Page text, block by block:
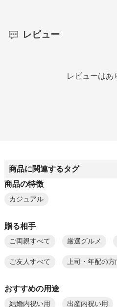
レビュー
レビューはあ
商品に関連するタグ
商品の特徴
カジュアル
贈る相手
ご両親すべて 厳選グルメ
ご友人すべて 上司・年配の
おすすめの用途
結婚内祝い用 出産内祝い用